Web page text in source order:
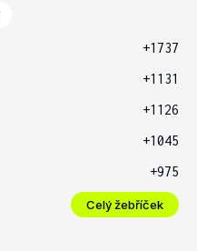
+1737
+1131
+1126
+1045
+975
Celý žebříček